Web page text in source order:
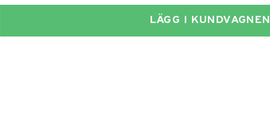
LÄGG I KUNDVAGNEN